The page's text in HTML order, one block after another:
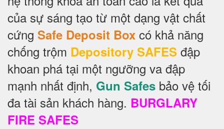
của sự sáng tạo từ một dạng vật chất
cứng Safe Deposit Box có khả năng
chống trộm Depository SAFES đập
khoan phá tại một ngưỡng va đập
mạnh nhất định, Gun Safes bảo vệ tối
đa tài sản khách hàng. BURGLARY
FIRE SAFES